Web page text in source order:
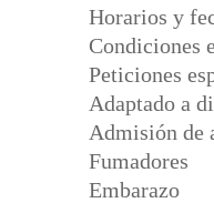
Horarios y
Condiciones
Peticiones
Adaptado a
Admisión de
Fumadores
Embarazo